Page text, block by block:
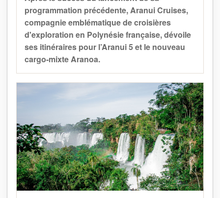
programmation précédente, Aranui Cruises,
compagnie emblématique de croisières
d'exploration en Polynésie française, dévoile
ses itinéraires pour l’Aranui 5 et le nouveau
cargo-mixte Aranoa.